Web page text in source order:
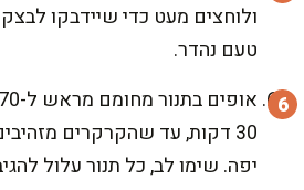
ולוחצים מעט כדי שיידבקו
טעם נהדר.
30 דקות, עד שהקרקרים
יפה. שימו לב, כל תנור עלול